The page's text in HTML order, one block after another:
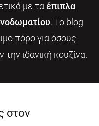
με τα έπιπλα
. Το blog
πόρο για όσους
ιδανική κουζίνα.
στον